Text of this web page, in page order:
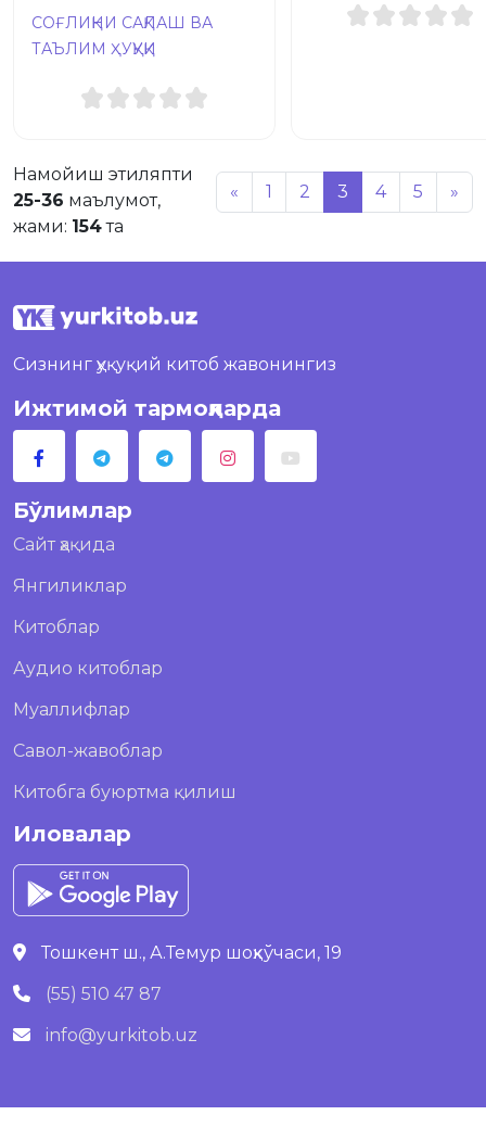
СОҒЛИҚНИ САҚЛАШ ВА
ТАЪЛИМ ҲУҚУҚИ
Намойиш этиляпти
25-36 маълумот,
жами: 154та
« 1 2 3 4 5 »
Сизнинг ҳуқуқий китоб жавонингиз
Ижтимой тармоқларда
Бўлимлар
Сайт ҳақида
Янгиликлар
Китоблар
Аудио китоблар
Муаллифлар
Савол-жавоблар
Китобга буюртма қилиш
Иловалар
Тошкент ш., А.Темур шоҳкўчаси, 19
(55) 510 47 87
info@yurkitob.uz